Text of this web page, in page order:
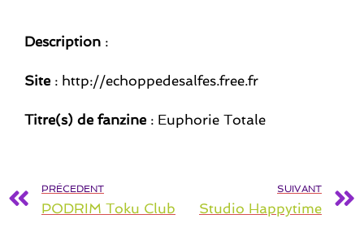
Description :
Site : http://echoppedesalfes.free.fr
Titre(s) de fanzine : Euphorie Totale
PRÉCEDENT
PODRIM Toku Club
SUIVANT
Studio Happytime